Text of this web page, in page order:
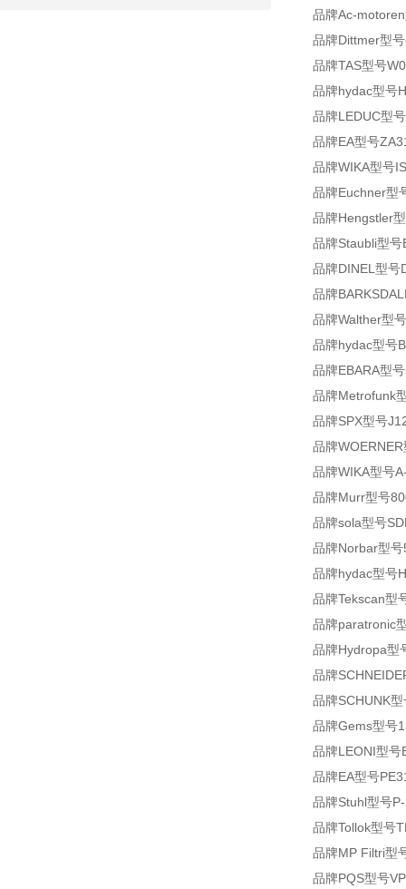
品牌Ac-
品牌Dittmer型
品牌TAS型号
品牌hydac型号
品牌LEDUC型
品牌EA型号
品牌WIKA型号
品牌Euchner型
品牌Hengstler
品牌Staubli型
品牌DINEL型
品牌
品牌Walther型
品牌hydac型号
品牌EBARA型
品牌Metrofunk
品牌SPX型号
品牌
品牌WIKA型号
品牌Murr型号
品牌sola型号
品牌Norbar型
品牌hydac型号
品牌Tekscan型
品牌paratronic
品牌Hydropa型
品牌
品牌SCHUNK
品牌Gems型号
品牌LEONI型
品牌EA型号
品牌Stuhl型号
品牌Tollok型号
品牌MP Filtri型
品牌PQS型号